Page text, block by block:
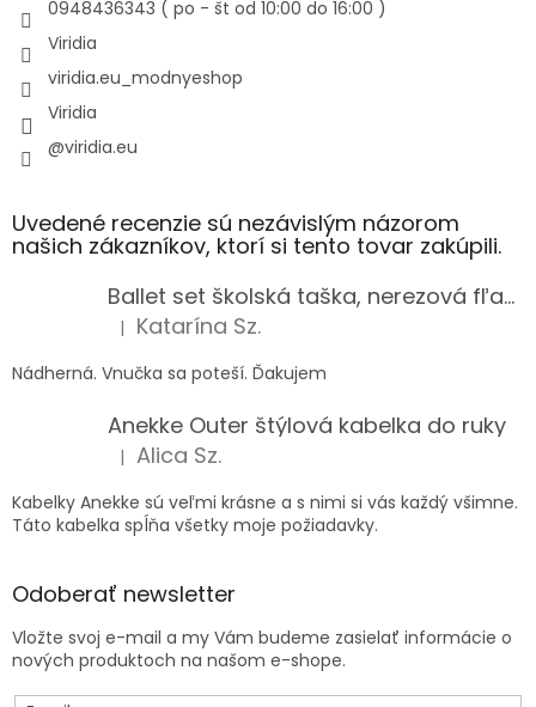
0948436343 ( po - št od 10:00 do 16:00 )
Viridia
viridia.eu_modnyeshop
Viridia
@viridia.eu
Uvedené recenzie sú nezávislým názorom
našich zákazníkov, ktorí si tento tovar zakúpili.
Ballet set školská taška, nerezová fľaša a plný peračník s motívom baletky pre dievča
Hodnotenie produktu je 5 z 5 hviezdičiek.
| Katarína Sz.
Nádherná. Vnučka sa poteší. Ďakujem
Anekke Outer štýlová kabelka do ruky
Hodnotenie produktu je 5 z 5 hviezdičiek.
| Alica Sz.
Kabelky Anekke sú veľmi krásne a s nimi si vás každý všimne.
Táto kabelka spĺňa všetky moje požiadavky.
Odoberať newsletter
Vložte svoj e-mail a my Vám budeme zasielať informácie o
nových produktoch na našom e-shope.